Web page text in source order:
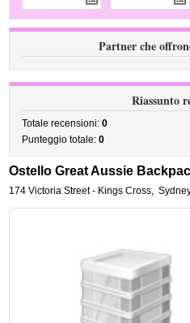
Partner che
Riassunto
Totale recensioni:0
Punteggio totale:0
Ostello Great Aussie
174 Victoria Street - Kings Cross,